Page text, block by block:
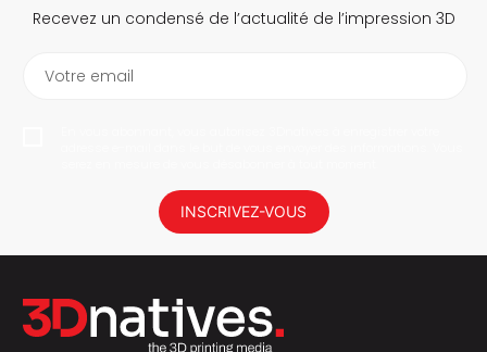
Recevez un condensé de l’actualité de l’impression 3D
Votre email
INSCRIVEZ-VOUS